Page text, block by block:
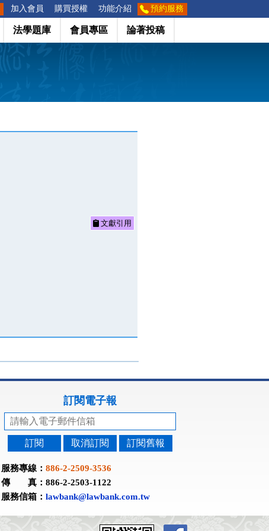
加入會員 購買授權 功能介紹 預約服務
法學題庫 會員專區 論著投稿
文獻引用
訂閱電子報
訂閱 取消訂閱 訂閱舊報
服務專線： 886-2-2509-3536
傳 真：886-2-2503-1122
服務信箱： lawbank@lawbank.com.tw